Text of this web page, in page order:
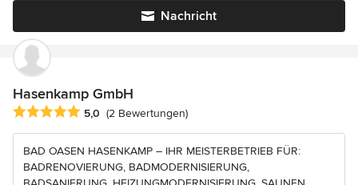
Nachricht
Hasenkamp GmbH
Durchschnittliche Bewertung: 5 von 5 Sternen
5,0 (2 Bewertungen)
BAD OASEN HASENKAMP – IHR MEISTERBETRIEB FÜR:
BADRENOVIERUNG, BADMODERNISIERUNG,